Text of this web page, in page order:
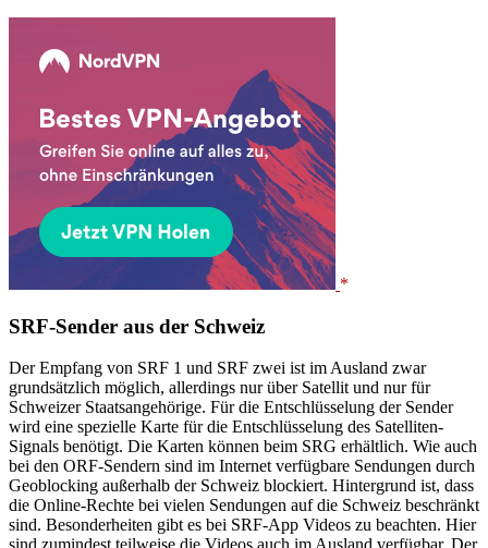
SRF-Sender aus der Schweiz
Der Empfang von SRF 1 und SRF zwei ist im Ausland zwar
grundsätzlich möglich, allerdings nur über Satellit und nur für
Schweizer Staatsangehörige. Für die Entschlüsselung der Sender
wird eine spezielle Karte für die Entschlüsselung des Satelliten-
Signals benötigt. Die Karten können beim SRG erhältlich. Wie auch
bei den ORF-Sendern sind im Internet verfügbare Sendungen durch
Geoblocking außerhalb der Schweiz blockiert. Hintergrund ist, dass
die Online-Rechte bei vielen Sendungen auf die Schweiz beschränkt
sind. Besonderheiten gibt es bei SRF-App Videos zu beachten. Hier